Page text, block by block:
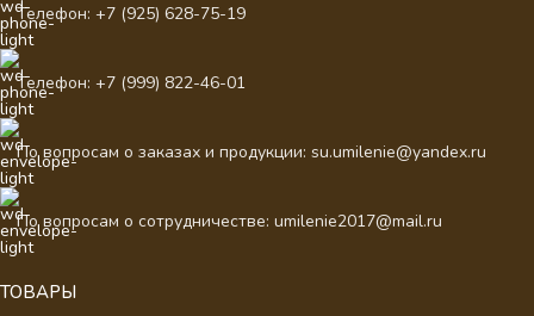
Телефон: +7 (925) 628-75-19
Телефон: +7 (999) 822-46-01
По вопросам о заказах и продукции: su.umilenie@yandex.ru
По вопросам о сотрудничестве: umilenie2017@mail.ru
ТОВАРЫ